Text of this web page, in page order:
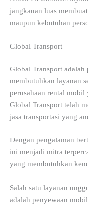
jangkauan luas
maupun kebutuhan
Global Transport
Global Transport adalah
membutuhkan layanan
perusahaan rental mobil
Global Transport telah
jasa transportasi yang
Dengan pengalaman
ini menjadi mitra
yang membutuhkan
Salah satu layanan
adalah penyewaan